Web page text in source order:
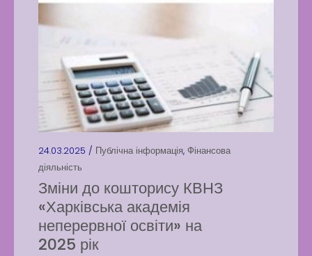
24.03.2025 / Публічна інформація, Фінансова
діяльність
Зміни до кошторису КВНЗ
«Харківська академія
неперервної освіти» на
2025 рік